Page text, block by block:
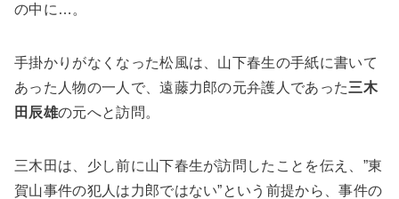
の中に…。
手掛かりがなくなった松風は、山下春生の手紙に書いて
あった人物の一人で、遠藤力郎の元弁護人であった三木
田辰雄の元へと訪問。
三木田は、少し前に山下春生が訪問したことを伝え、”東
賀山事件の犯人は力郎ではない”という前提から、事件の